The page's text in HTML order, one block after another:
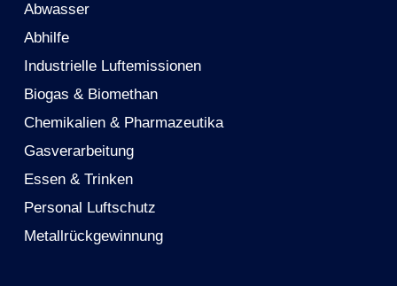
Abwasser
Abhilfe
Industrielle Luftemissionen
Biogas & Biomethan
Chemikalien & Pharmazeutika
Gasverarbeitung
Essen & Trinken
Personal Luftschutz
Metallrückgewinnung